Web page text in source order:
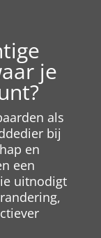
je
als
bij
en
een
uitnodigt